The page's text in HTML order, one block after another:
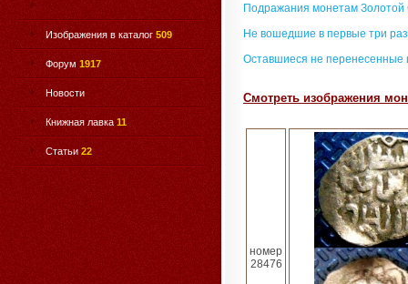
Изображения в каталог 509
Форум 1917
Новости
Книжная лавка 11
Статьи 22
Подражания монетам
Не вошедшие в первые три
Оставшиеся не перенесенные
Смотреть изображения
номер
28476